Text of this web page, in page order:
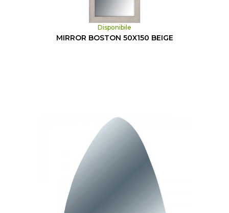
Disponibile
MIRROR BOSTON 50X150 BEIGE